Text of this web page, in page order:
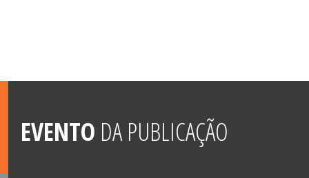
EVENTO DA PUBLICAÇÃO